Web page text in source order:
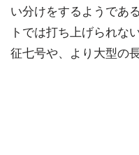
い分けをするようであ
トでは打ち上げられな
征七号や、より大型の